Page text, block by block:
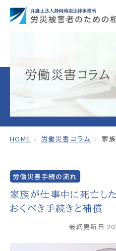
労働災害コラム
HOME 労働災害コラム 家
労働災害手続の流れ
家族が仕事中に死亡し
おくべき手続きと補償
最終更新日